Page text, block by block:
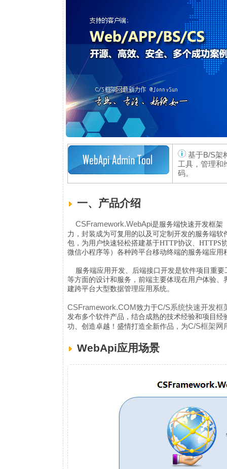
基于B/S架
工具，管理和
码。
一、产品介绍
CSFramework.WebApi是服务端快速开发框架
力，封装成为可复用的以及可定制开发的服务端软
包，为用户快速轻松搭建基于HTTP协议、HTTPS
微信小程序等）各种跨平台移动终端的服务端应用
服务端应用开发、后端接口开发是软件项目重要
等方面的设计和服务，前端主要体现在用户体验
建跨平台大型数据管理应用系统。
CSFramework.COM致力于C/S系统快速开发框
发布多个软件产品，结合成熟的技术经验和项目
功、创造卓越！盛情打造全新作品，为C/S框架网
WebApi应用场景